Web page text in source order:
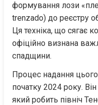
формування лози
trenzado) до реєстру
Ця техніка, що сягає
офіційно визнана
спадщини.
Процес надання
початку 2024 року.
який робить північ